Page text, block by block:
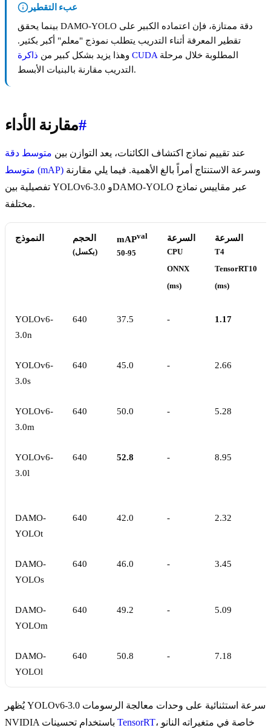
عبء التقطير
بينما يحقق DAMO-YOLO دقة ممتازة، فإن اعتماده الكبير على
تقطير المعرفة أثناء التدريب يتطلب نموذج "معلم" أكبر بكثير.
وهذا يزيد بشكل كبير من ذاكرة CUDA
التدريب مقارنة بالبنيات الأبسط.
مقارنة الأداء#
عند تقييم نماذج اكتشاف الكائنات، يعد التوازن بين متوسط دقة
متوسط (mAP)
تفصيلية بين YOLOv6-3.0 وDAMO-YOLO عبر مقاييس نماذج
مختلفة.
النموذج الحجم
(بكسل)
mAPval
50-95
السرعة
CPU
ONNX
(ms)
السرعة
T4
TensorRT10
(ms)
YOLOv6-
3.0n
640 37.5 - 1.17
YOLOv6-
3.0s
640 45.0 - 2.66
YOLOv6-
3.0m
640 50.0 - 5.28
YOLOv6-
3.0l
640 52.8 - 8.95
DAMO-
YOLOt
640 42.0 - 2.32
DAMO-
YOLOs
640 46.0 - 3.45
DAMO-
YOLOm
640 49.2 - 5.09
DAMO-
YOLOl
640 50.8 - 7.18
يُظهر YOLOv6-3.0 سرعة استثنائية على وحدات معالجة الرسومات
TensorRT، خاصة في متغيراته النانو